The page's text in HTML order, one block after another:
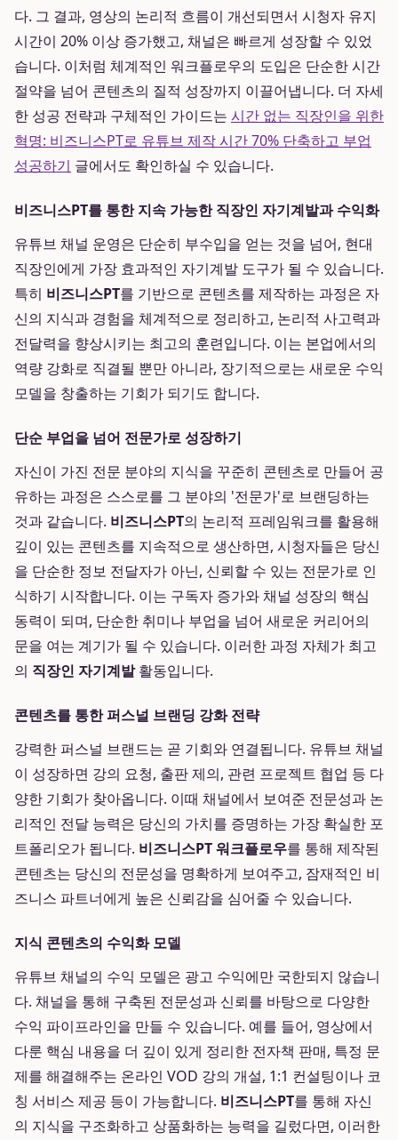
다. 그 결과, 영상의 논리적 흐름이 개선되면서 시청자 유지
시간이 20% 이상 증가했고, 채널은 빠르게 성장할 수 있었
습니다. 이처럼 체계적인 워크플로우의 도입은 단순한 시간
절약을 넘어 콘텐츠의 질적 성장까지 이끌어냅니다. 더 자세
한 성공 전략과 구체적인 가이드는 시간 없는 직장인을 위한
혁명: 비즈니스PT로 유튜브 제작 시간 70% 단축하고 부업
성공하기 글에서도 확인하실 수 있습니다.
비즈니스PT를 통한 지속 가능한 직장인 자기계발과 수익화
유튜브 채널 운영은 단순히 부수입을 얻는 것을 넘어, 현대
직장인에게 가장 효과적인 자기계발 도구가 될 수 있습니다.
특히 비즈니스PT를 기반으로 콘텐츠를 제작하는 과정은 자
신의 지식과 경험을 체계적으로 정리하고, 논리적 사고력과
전달력을 향상시키는 최고의 훈련입니다. 이는 본업에서의
역량 강화로 직결될 뿐만 아니라, 장기적으로는 새로운 수익
모델을 창출하는 기회가 되기도 합니다.
단순 부업을 넘어 전문가로 성장하기
자신이 가진 전문 분야의 지식을 꾸준히 콘텐츠로 만들어 공
유하는 과정은 스스로를 그 분야의 '전문가'로 브랜딩하는
것과 같습니다. 비즈니스PT의 논리적 프레임워크를 활용해
깊이 있는 콘텐츠를 지속적으로 생산하면, 시청자들은 당신
을 단순한 정보 전달자가 아닌, 신뢰할 수 있는 전문가로 인
식하기 시작합니다. 이는 구독자 증가와 채널 성장의 핵심
동력이 되며, 단순한 취미나 부업을 넘어 새로운 커리어의
문을 여는 계기가 될 수 있습니다. 이러한 과정 자체가 최고
의 직장인 자기계발활동입니다.
콘텐츠를 통한 퍼스널 브랜딩 강화 전략
강력한 퍼스널 브랜드는 곧 기회와 연결됩니다. 유튜브 채널
이 성장하면 강의 요청, 출판 제의, 관련 프로젝트 협업 등 다
양한 기회가 찾아옵니다. 이때 채널에서 보여준 전문성과 논
리적인 전달 능력은 당신의 가치를 증명하는 가장 확실한 포
트폴리오가 됩니다. 비즈니스PT 워크플로우를 통해 제작된
콘텐츠는 당신의 전문성을 명확하게 보여주고, 잠재적인 비
즈니스 파트너에게 높은 신뢰감을 심어줄 수 있습니다.
지식 콘텐츠의 수익화 모델
유튜브 채널의 수익 모델은 광고 수익에만 국한되지 않습니
다. 채널을 통해 구축된 전문성과 신뢰를 바탕으로 다양한
수익 파이프라인을 만들 수 있습니다. 예를 들어, 영상에서
다룬 핵심 내용을 더 깊이 있게 정리한 전자책 판매, 특정 문
제를 해결해주는 온라인 VOD 강의 개설, 1:1 컨설팅이나 코
칭 서비스 제공 등이 가능합니다. 비즈니스PT를 통해 자신
의 지식을 구조화하고 상품화하는 능력을 길렀다면, 이러한